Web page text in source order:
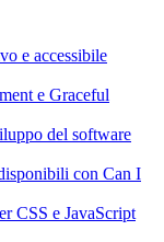
e accessibile
e Graceful
del software
con Can I
CSS e JavaScript